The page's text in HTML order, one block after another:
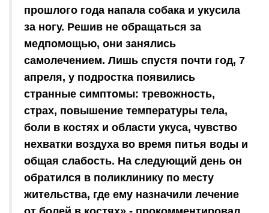
прошлого года напала собака и укусила
за ногу. Решив не обращаться за
медпомощью, они занялись
самолечением. Лишь спустя почти год, 7
апреля, у подростка появились
странные симптомы: тревожность,
страх, повышение температуры тела,
боли в костях и области укуса, чувство
нехватки воздуха во время питья воды и
общая слабость. На следующий день он
обратился в поликлинику по месту
жительства, где ему назначили лечение